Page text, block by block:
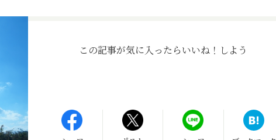
この記事が気に入ったらいいね！しよう